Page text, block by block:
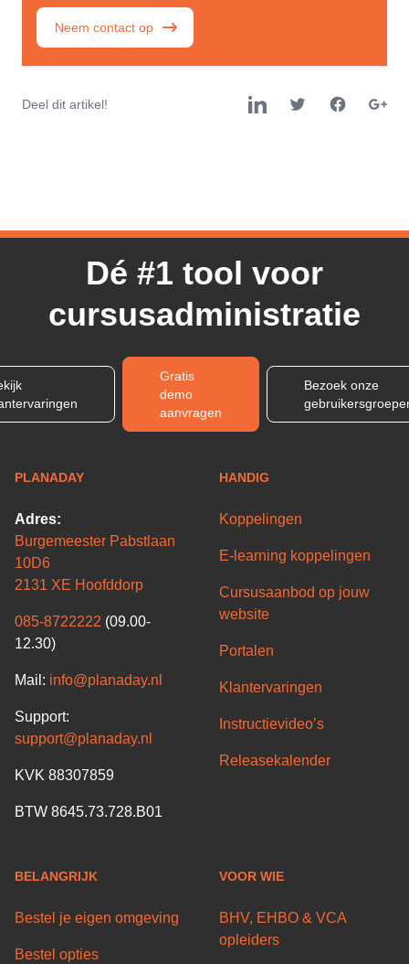
Neem contact op
Deel dit artikel!
Dé #1 tool voor
cursusadministratie
Gratis
demo
aanvragen
Bezoek onze
PLANADAY
Adres:
Burgemeester Pabstlaan
10D6
2131 XE Hoofddorp
085-8722222 (09.00-
12.30)
Mail: info@planaday.nl
Support:
support@planaday.nl
KVK 88307859
BTW 8645.73.728.B01
HANDIG
Koppelingen
E-learning koppelingen
Cursusaanbod op jouw
website
Portalen
Klantervaringen
Instructievideo’s
Releasekalender
BELANGRIJK
Bestel je eigen omgeving
Bestel opties
VOOR WIE
BHV, EHBO & VCA
opleiders